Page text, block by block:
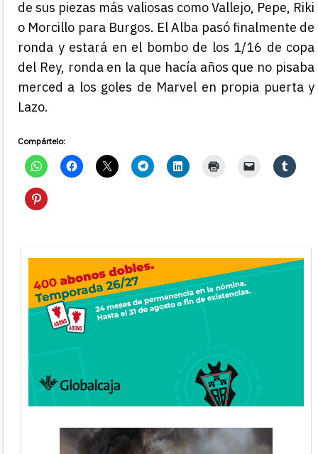
de sus piezas más valiosas como Vallejo, Pepe, Riki
o Morcillo para Burgos. El Alba pasó finalmente de
ronda y estará en el bombo de los 1/16 de copa
del Rey, ronda en la que hacía años que no pisaba
merced a los goles de Marvel en propia puerta y
Lazo.
Compártelo: